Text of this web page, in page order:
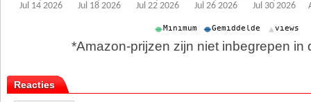
*Amazon-prijzen zijn niet inbegrepen in
Reacties